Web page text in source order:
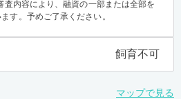
査内容により、融資の一部または全部を
す。予めご了承ください。
飼育不可
マップで見る